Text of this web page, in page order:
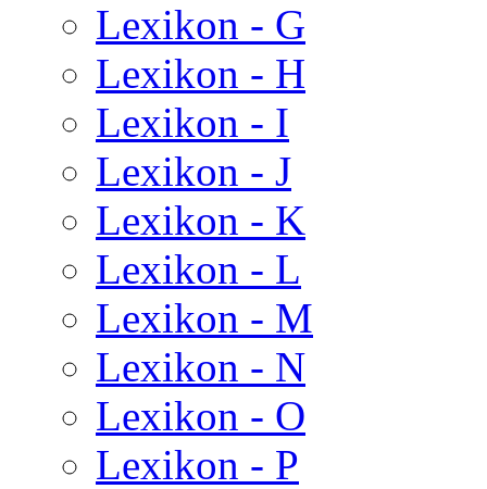
Lexikon - G
Lexikon - H
Lexikon - I
Lexikon - J
Lexikon - K
Lexikon - L
Lexikon - M
Lexikon - N
Lexikon - O
Lexikon - P